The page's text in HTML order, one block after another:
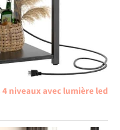
niveaux avec lumière led